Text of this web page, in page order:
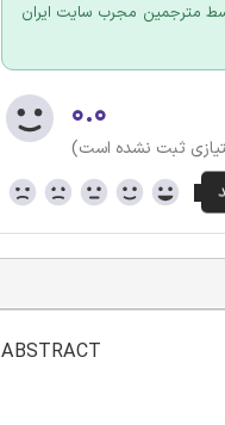
مترجمین مجرب سایت ایران
۰.۰
ثبت نشده است)
ABSTRACT